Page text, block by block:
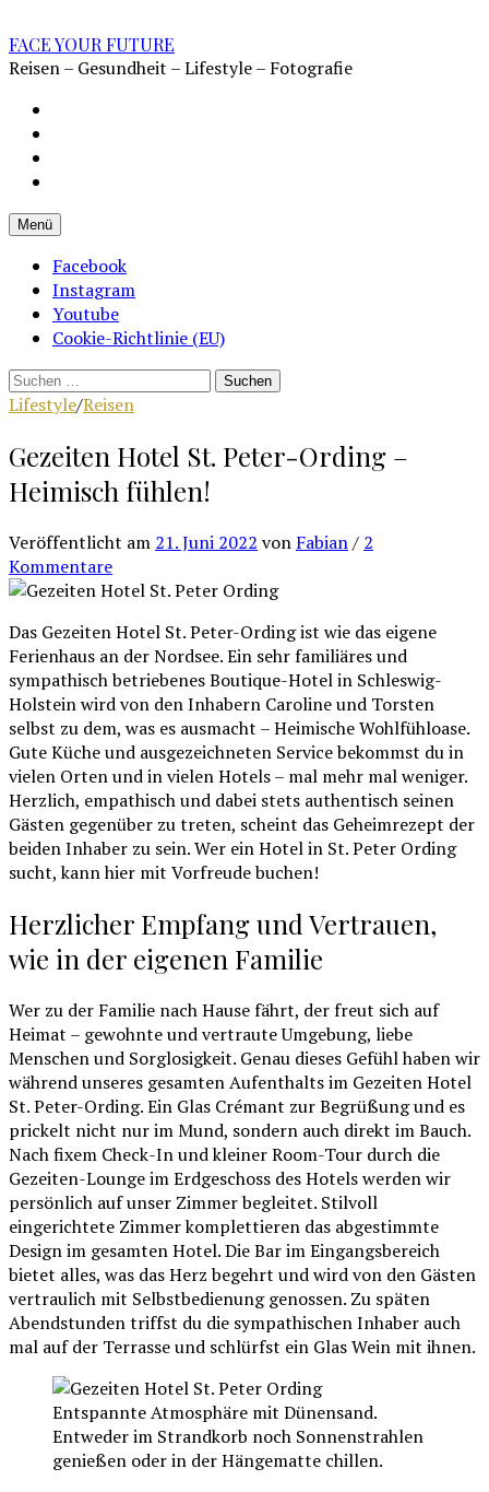
Inhalt
überspringen
FACE YOUR FUTURE
Reisen – Gesundheit – Lifestyle – Fotografie
(EU)
Menü
Facebook
Instagram
Youtube
Cookie-Richtlinie (EU)
Suchen
nach:
Lifestyle/Reisen
Gezeiten Hotel St. Peter-Ording –
Heimisch fühlen!
Veröffentlicht am 21. Juni 2022 von Fabian/ 2
Kommentare
Das Gezeiten Hotel St. Peter-Ording ist wie das eigene
Ferienhaus an der Nordsee. Ein sehr familiäres und
sympathisch betriebenes Boutique-Hotel in Schleswig-
Holstein wird von den Inhabern Caroline und Torsten
selbst zu dem, was es ausmacht – Heimische Wohlfühloase.
Gute Küche und ausgezeichneten Service bekommst du in
vielen Orten und in vielen Hotels – mal mehr mal weniger.
Herzlich, empathisch und dabei stets authentisch seinen
Gästen gegenüber zu treten, scheint das Geheimrezept der
beiden Inhaber zu sein. Wer ein Hotel in St. Peter Ording
sucht, kann hier mit Vorfreude buchen!
Herzlicher Empfang und Vertrauen,
wie in der eigenen Familie
Wer zu der Familie nach Hause fährt, der freut sich auf
Heimat – gewohnte und vertraute Umgebung, liebe
Menschen und Sorglosigkeit. Genau dieses Gefühl haben wir
während unseres gesamten Aufenthalts im Gezeiten Hotel
St. Peter-Ording. Ein Glas Crémant zur Begrüßung und es
prickelt nicht nur im Mund, sondern auch direkt im Bauch.
Nach fixem Check-In und kleiner Room-Tour durch die
Gezeiten-Lounge im Erdgeschoss des Hotels werden wir
persönlich auf unser Zimmer begleitet. Stilvoll
eingerichtete Zimmer komplettieren das abgestimmte
Design im gesamten Hotel. Die Bar im Eingangsbereich
bietet alles, was das Herz begehrt und wird von den Gästen
vertraulich mit Selbstbedienung genossen. Zu späten
Abendstunden triffst du die sympathischen Inhaber auch
mal auf der Terrasse und schlürfst ein Glas Wein mit ihnen.
Entspannte Atmosphäre mit Dünensand.
Entweder im Strandkorb noch Sonnenstrahlen
genießen oder in der Hängematte chillen.